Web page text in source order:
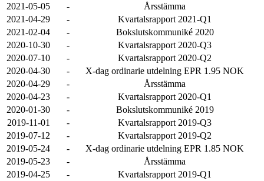
2021-05-05
-
Årsstämma
2021-04-29
-
Kvartalsrapport 2021-Q1
2021-02-04
-
Bokslutskommuniké 2020
2020-10-30
-
Kvartalsrapport 2020-Q3
2020-07-10
-
Kvartalsrapport 2020-Q2
2020-04-30
-
X-dag ordinarie utdelning EPR 1.95 NOK
2020-04-29
-
Årsstämma
2020-04-23
-
Kvartalsrapport 2020-Q1
2020-01-30
-
Bokslutskommuniké 2019
2019-11-01
-
Kvartalsrapport 2019-Q3
2019-07-12
-
Kvartalsrapport 2019-Q2
2019-05-24
-
X-dag ordinarie utdelning EPR 1.85 NOK
2019-05-23
-
Årsstämma
2019-04-25
-
Kvartalsrapport 2019-Q1